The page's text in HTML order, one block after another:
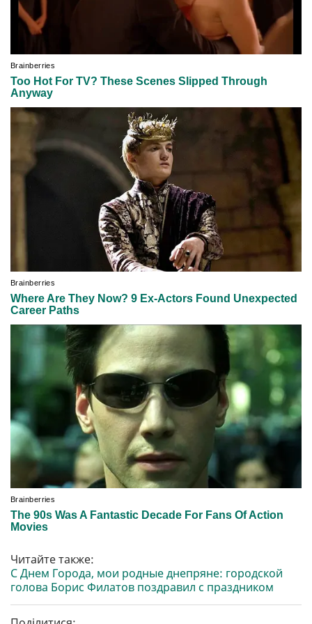
Читайте также:
С Днем Города, мои родные днепряне: городской
голова Борис Филатов поздравил с праздником